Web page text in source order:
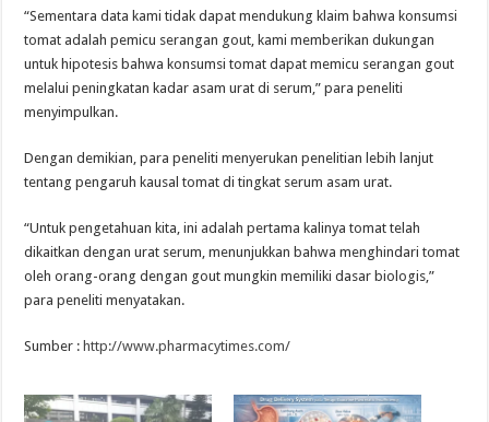
“Sementara data kami tidak dapat mendukung klaim bahwa konsumsi
tomat adalah pemicu serangan gout, kami memberikan dukungan
untuk hipotesis bahwa konsumsi tomat dapat memicu serangan gout
melalui peningkatan kadar asam urat di serum,” para peneliti
menyimpulkan.
Dengan demikian, para peneliti menyerukan penelitian lebih lanjut
tentang pengaruh kausal tomat di tingkat serum asam urat.
“Untuk pengetahuan kita, ini adalah pertama kalinya tomat telah
dikaitkan dengan urat serum, menunjukkan bahwa menghindari tomat
oleh orang-orang dengan gout mungkin memiliki dasar biologis,”
para peneliti menyatakan.
Sumber : http://www.pharmacytimes.com/